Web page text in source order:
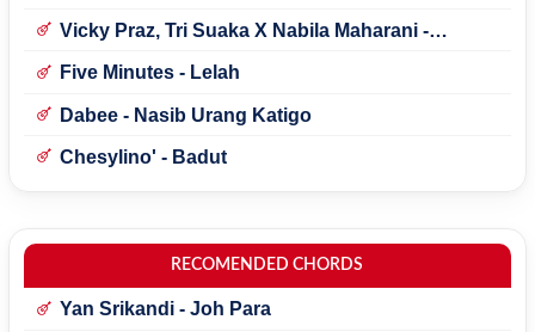
Vicky Praz, Tri Suaka X Nabila Maharani -
Five Minutes - Lelah
Dabee - Nasib Urang Katigo
Chesylino' - Badut
RECOMENDED CHORDS
Yan Srikandi - Joh Para